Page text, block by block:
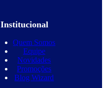
Institucional
Quem Somos
Equipe
Novidades
Promoções
Blog Wizard